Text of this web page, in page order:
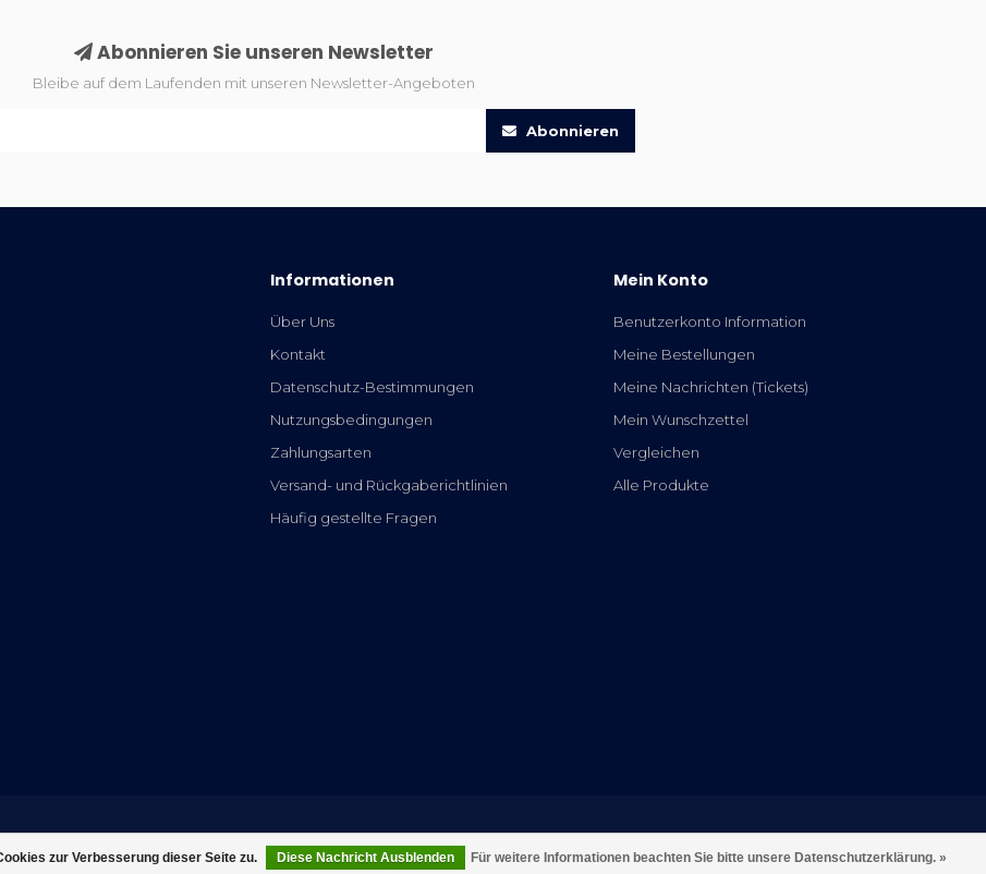
zur Verbesserung dieser Seite zu. Diese Nachricht Ausblenden Für weitere Informationen beachten Sie bitte unsere Datenschutzerklärung. »
Abonnieren Sie unseren Newsletter
Bleibe auf dem Laufenden mit unseren Newsletter-Angeboten
Abonnieren
Informationen
Über Uns
Kontakt
Datenschutz-Bestimmungen
Nutzungsbedingungen
Zahlungsarten
Versand- und Rückgaberichtlinien
Häufig gestellte Fragen
Mein Konto
Benutzerkonto Information
Meine Bestellungen
Meine Nachrichten (Tickets)
Mein Wunschzettel
Vergleichen
Alle Produkte